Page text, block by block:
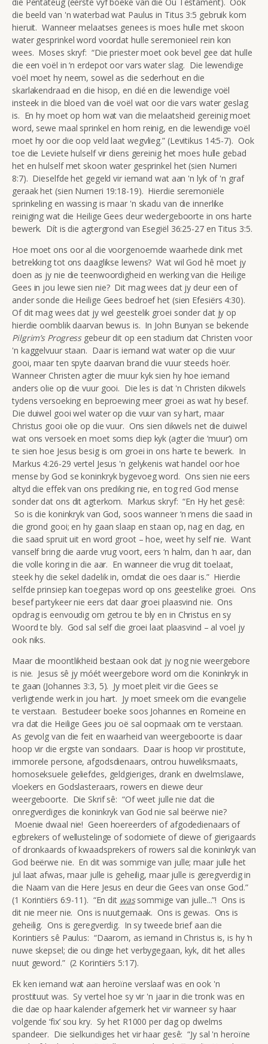
die beeld van 'n waterbad wat Paulus in Titus 3:5 gebruik kom
hieruit. Wanneer melaatses genees is moes hulle met skoon
water gesprinkel word voordat hulle seremonieel rein kon
wees. Moses skryf: “Die priester moet ook bevel gee dat hulle
die een voël in ‘n erdepot oor vars water slag. Die lewendige
voël moet hy neem, sowel as die sederhout en die
skarlakendraad en die hisop, en dié en die lewendige voël
insteek in die bloed van die voël wat oor die vars water geslag
is. En hy moet op hom wat van die melaatsheid gereinig moet
word, sewe maal sprinkel en hom reinig, en die lewendige voël
moet hy oor die oop veld laat wegvlieg.” (Levitikus 14:5-7). Ook
toe die Leviete hulself vir diens gereinig het moes hulle gebad
het en hulself met skoon water gesprinkel het (sien Numeri
8:7). Dieselfde het gegeld vir iemand wat aan 'n lyk of 'n graf
geraak het (sien Numeri 19:18-19). Hierdie seremoniële
sprinkeling en wassing is maar 'n skadu van die innerlike
reiniging wat die Heilige Gees deur wedergeboorte in ons harte
bewerk. Dít is die agtergrond van Esegiël 36:25-27 en Titus 3:5.
Hoe moet ons oor al die voorgenoemde waarhede dink met
betrekking tot ons daaglikse lewens? Wat wil God hê moet jy
doen as jy nie die teenwoordigheid en werking van die Heilige
Gees in jou lewe sien nie? Dit mag wees dat jy deur een of
ander sonde die Heilige Gees bedroef het (sien Efesiërs 4:30).
Of dit mag wees dat jy wel geestelik groei sonder dat jy op
hierdie oomblik daarvan bewus is. In John Bunyan se bekende
Pilgrim’s Progressgebeur dit op een stadium dat Christen voor
'n kaggelvuur staan. Daar is iemand wat water op die vuur
gooi, maar ten spyte daarvan brand die vuur steeds hoër.
Wanneer Christen agter die muur kyk sien hy hoe iemand
anders olie op die vuur gooi. Die les is dat 'n Christen dikwels
tydens versoeking en beproewing meer groei as wat hy besef.
Die duiwel gooi wel water op die vuur van sy hart, maar
Christus gooi olie op die vuur. Ons sien dikwels net die duiwel
wat ons versoek en moet soms diep kyk (agter die ‘muur’) om
te sien hoe Jesus besig is om groei in ons harte te bewerk. In
Markus 4:26-29 vertel Jesus 'n gelykenis wat handel oor hoe
mense by God se koninkryk bygevoeg word. Ons sien nie eers
altyd die effek van ons prediking nie, en tog red God mense
sonder dat ons dit agterkom. Markus skryf: “En Hy het gesê:
So is die koninkryk van God, soos wanneer ‘n mens die saad in
die grond gooi; en hy gaan slaap en staan op, nag en dag, en
die saad spruit uit en word groot – hoe, weet hy self nie. Want
vanself bring die aarde vrug voort, eers ‘n halm, dan ‘n aar, dan
die volle koring in die aar. En wanneer die vrug dit toelaat,
steek hy die sekel dadelik in, omdat die oes daar is.” Hierdie
selfde prinsiep kan toegepas word op ons geestelike groei. Ons
besef partykeer nie eers dat daar groei plaasvind nie. Ons
opdrag is eenvoudig om getrou te bly en in Christus en sy
Woord te bly. God sal self die groei laat plaasvind – al voel jy
ook niks.
Maar die moontlikheid bestaan ook dat jy nog nie weergebore
is nie. Jesus sê jy móét weergebore word om die Koninkryk in
te gaan (Johannes 3:3, 5). Jy moet pleit vir die Gees se
verligtende werk in jou hart. Jy moet smeek om die evangelie
te verstaan. Bestudeer boeke soos Johannes en Romeine en
vra dat die Heilige Gees jou oë sal oopmaak om te verstaan.
As gevolg van die feit en waarheid van weergeboorte is daar
hoop vir die ergste van sondaars. Daar is hoop vir prostitute,
immorele persone, afgodsdienaars, ontrou huweliksmaats,
homoseksuele geliefdes, geldgieriges, drank en dwelmslawe,
vloekers en Godslasteraars, rowers en diewe deur
weergeboorte. Die Skrif sê: “Of weet julle nie dat die
onregverdiges die koninkryk van God nie sal beërwe nie?
Moenie dwaal nie! Geen hoereerders of afgodedienaars of
egbrekers of wellustelinge of sodomiete of diewe of gierigaards
of dronkaards of kwaadsprekers of rowers sal die koninkryk van
God beërwe nie. En dit was sommige van julle; maar julle het
jul laat afwas, maar julle is geheilig, maar julle is geregverdig in
die Naam van die Here Jesus en deur die Gees van onse God.”
(1 Korintiërs 6:9-11). “En dit was sommige van julle...”! Ons is
dit nie meer nie. Ons is nuutgemaak. Ons is gewas. Ons is
geheilig. Ons is geregverdig. In sy tweede brief aan die
Korintiërs sê Paulus: “Daarom, as iemand in Christus is, is hy ‘n
nuwe skepsel; die ou dinge het verbygegaan, kyk, dit het alles
nuut geword.” (2 Korintiërs 5:17).
Ek ken iemand wat aan heroïne verslaaf was en ook 'n
prostituut was. Sy vertel hoe sy vir 'n jaar in die tronk was en
die dae op haar kalender afgemerk het vir wanneer sy haar
volgende ‘fix’ sou kry. Sy het R1000 per dag op dwelms
spandeer. Die sielkundiges het vir haar gesê: “Jy sal 'n heroïne